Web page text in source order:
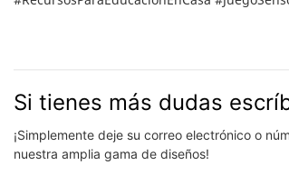
Si tienes más dudas
¡Simplemente deje su correo electrónico o
nuestra amplia gama de diseños!